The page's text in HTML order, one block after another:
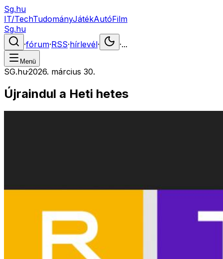
Sg.hu
IT/TechTudományJátékAutóFilm
Sg.hu
·fórum·RSS·hírlevél· ·...
Menü
SG.hu·2026. március 30.
Újraindul a Heti hetes